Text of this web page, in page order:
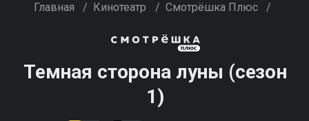
Главная / Кинотеатр / Смотрёшка Плюс /
Темная сторона луны (сезон
1)